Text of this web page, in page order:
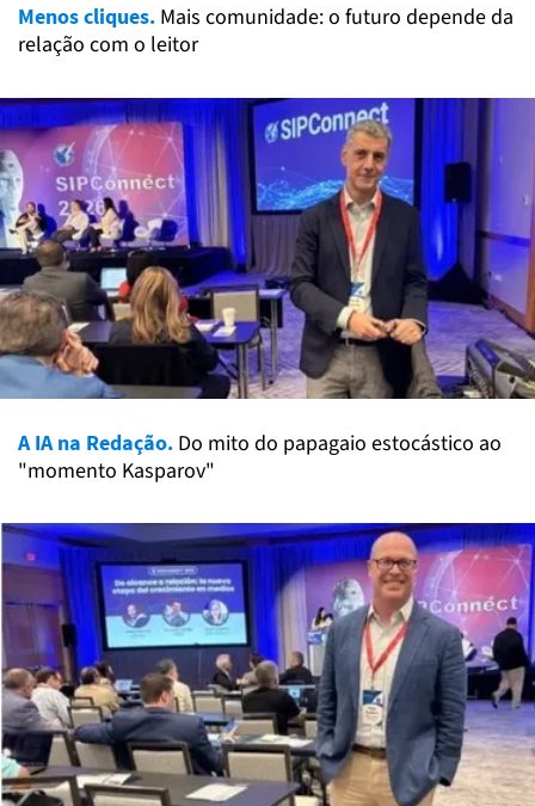
Menos cliques. Mais comunidade: o futuro depende da
relação com o leitor
A IA na Redação. Do mito do papagaio estocástico ao
"momento Kasparov"